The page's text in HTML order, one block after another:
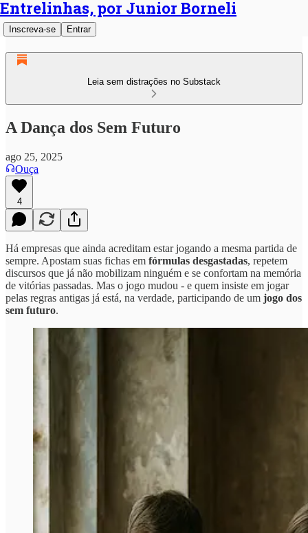
Entrelinhas, por Junior Borneli
Inscreva-se Entrar
Leia sem distrações no Substack
A Dança dos Sem Futuro
ago 25, 2025
Ouça
4
Há empresas que ainda acreditam estar jogando a mesma partida de
sempre. Apostam suas fichas em fórmulas desgastadas, repetem
discursos que já não mobilizam ninguém e se confortam na memória
de vitórias passadas. Mas o jogo mudou - e quem insiste em jogar
pelas regras antigas já está, na verdade, participando de um jogo dos
sem futuro.